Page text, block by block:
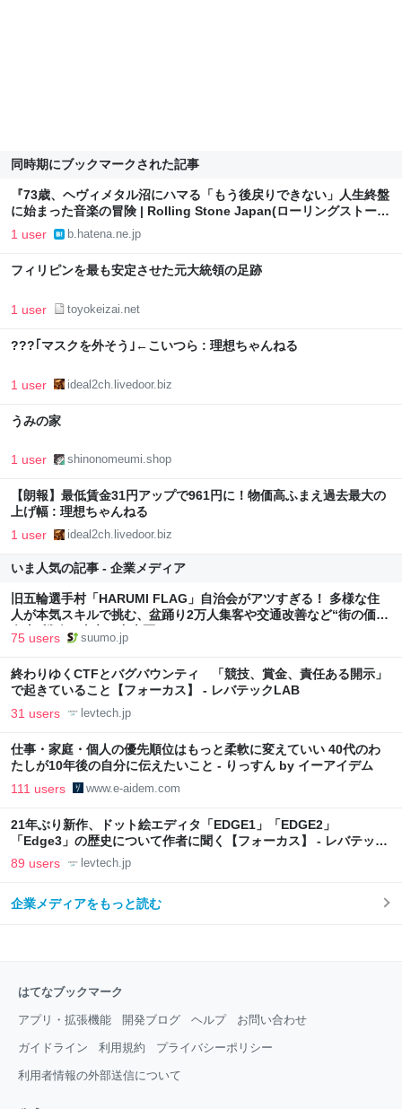
同時期にブックマークされた記事
『73歳、ヘヴィメタル沼にハマる「もう後戻りできない」人生終盤
に始まった音楽の冒険 | Rolling Stone Japan(ローリングストーン
ジャパン）』へのコメント
1 user b.hatena.ne.jp
フィリピンを最も安定させた元大統領の足跡
1 user toyokeizai.net
???｢マスクを外そう｣←こいつら : 理想ちゃんねる
1 user ideal2ch.livedoor.biz
うみの家
1 user shinonomeumi.shop
【朗報】最低賃金31円アップで961円に！物価高ふまえ過去最大の
上げ幅 : 理想ちゃんねる
1 user ideal2ch.livedoor.biz
いま人気の記事 - 企業メディア
旧五輪選手村「HARUMI FLAG」自治会がアツすぎる！ 多様な住
人が本気スキルで挑む、盆踊り2万人集客や交通改善など“街の価値
向上”戦略 東京・中央区
75 users suumo.jp
終わりゆくCTFとバグバウンティ 「競技、賞金、責任ある開示」
で起きていること【フォーカス】 - レバテックLAB
31 users levtech.jp
仕事・家庭・個人の優先順位はもっと柔軟に変えていい 40代のわ
たしが10年後の自分に伝えたいこと - りっすん by イーアイデム
111 users www.e-aidem.com
21年ぶり新作、ドット絵エディタ「EDGE1」「EDGE2」
「Edge3」の歴史について作者に聞く【フォーカス】 - レバテック
LAB
89 users levtech.jp
企業メディアをもっと読む
はてなブックマーク
アプリ・拡張機能 開発ブログ ヘルプ お問い合わせ
ガイドライン 利用規約 プライバシーポリシー
利用者情報の外部送信について